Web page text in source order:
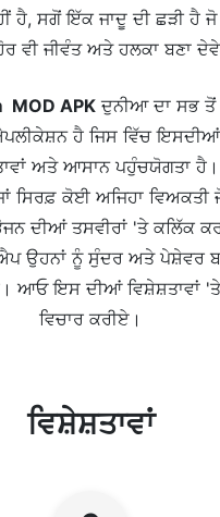
ਹੈ, ਸਗੋਂ ਇੱਕ ਜਾਦੂ ਦੀ ਛੜੀ ਹੈ
ਵੀ ਜੀਵੰਤ ਅਤੇ ਹਲਕਾ ਬਣਾ
MOD APKਦੁਨੀਆ ਦਾ ਸਭ ਤੋਂ
ਹੈ ਜਿਸ ਵਿੱਚ
ਅਤੇ ਆਸਾਨ ਪਹੁੰਚਯੋਗਤਾ ਹੈ।
ਸਿਰਫ਼ ਕੋਈ ਅਜਿਹਾ ਵਿਅਕਤੀ
ਦੀਆਂ ਤਸਵੀਰਾਂ 'ਤੇ ਕਲਿੱਕ
ਉਹਨਾਂ ਨੂੰ ਸੁੰਦਰ ਅਤੇ ਪੇਸ਼ੇਵਰ
ਆਓ ਇਸ ਦੀਆਂ ਵਿਸ਼ੇਸ਼ਤਾਵਾਂ
ਵਿਚਾਰ ਕਰੀਏ।
ਵਿਸ਼ੇਸ਼ਤਾਵਾਂ